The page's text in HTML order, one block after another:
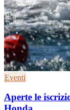
Eventi
Aperte le